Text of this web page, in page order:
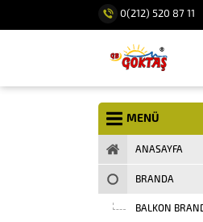
0(212) 520 87 11
MENÜ
ANASAYFA
BRANDA
BALKON